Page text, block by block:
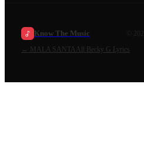
Know The Music 2026
← MALA SANTA All Becky G Lyrics